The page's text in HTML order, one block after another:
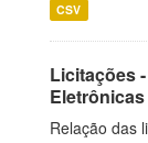
CSV
Licitações
Eletrônicas
Relação das